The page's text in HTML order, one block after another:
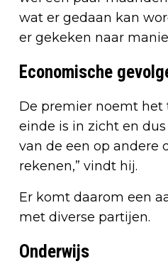
wat er gedaan kan
er gekeken naar
Economische
De premier noemt het
einde is in zicht en
van de een op andere
rekenen,” vindt hij.
Er komt daarom een
met diverse partijen.
Onderwijs